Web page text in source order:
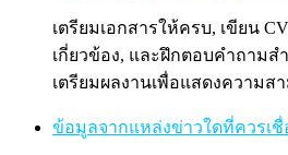
เตรียมเอกสารให้ครบ, เขียน
เกี่ยวข้อง, และฝึกตอบคำถาม
เตรียมผลงานเพื่อแสดงความส
ข้อมูลจากแหล่งข่าวใดที่ควรเชื่